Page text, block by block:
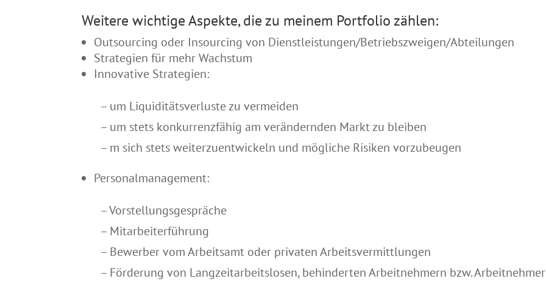
Weitere wichtige Aspekte, die zu meinem Portfolio zählen:
Outsourcing oder Insourcing von Dienstleistungen/Betriebszweigen/Abteilungen
Strategien für mehr Wachstum
Innovative Strategien:
– um Liquiditätsverluste zu vermeiden
– um stets konkurrenzfähig am verändernden Markt zu bleiben
– m sich stets weiterzuentwickeln und mögliche Risiken vorzubeugen
Personalmanagement:
– Vorstellungsgespräche
– Mitarbeiterführung
– Bewerber vom Arbeitsamt oder privaten Arbeitsvermittlungen
– Förderung von Langzeitarbeitslosen, behinderten Arbeitnehmern bzw.